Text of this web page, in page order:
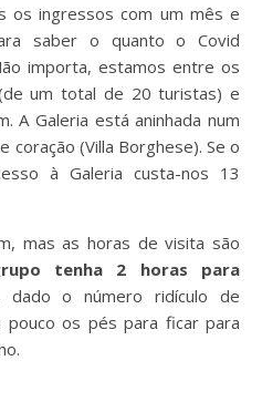
os ingressos com um mês e
saber o quanto o Covid
importa, estamos entre os
um total de 20 turistas) e
A Galeria está aninhada num
(Villa Borghese). Se o
à Galeria custa-nos 13
mas as horas de visita são
tenha 2 horas para
dado o número ridículo de
os pés para ficar para